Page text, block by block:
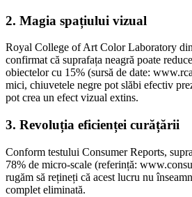
2. Magia spațiului vizual
Royal College of Art Color Laboratory
confirmat că suprafața neagră poate
obiectelor cu 15% (sursă de date:
mici, chiuvetele negre pot slăbi efectiv
pot crea un efect vizual extins.
3. Revoluția eficienței curățării
Conform testului Consumer Reports,
78% de micro-scale (referință:
rugăm să rețineți că acest lucru nu
complet eliminată.